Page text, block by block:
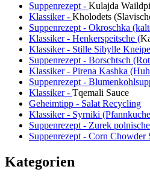
Suppenrezept - Kulajda
Klassiker - Kholodets
Suppenrezept - Okroschka
Klassiker - Henkerspeitsche (
Klassiker - Stille Sibylle
Suppenrezept - Borschtsch
Klassiker - Pirena Kashka
Suppenrezept -
Klassiker - Tqemali Sauce
Geheimtipp - Salat Recycling
Klassiker - Syrniki
Suppenrezept - Zurek
Suppenrezept - Corn Chowder
Kategorien